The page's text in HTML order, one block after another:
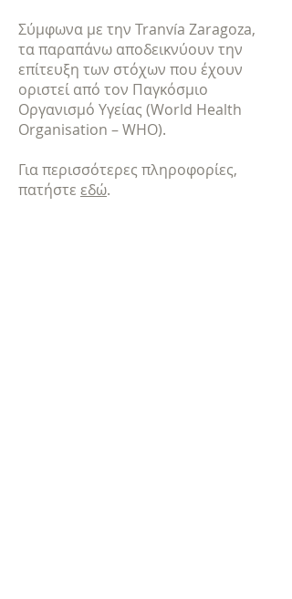
Σύμφωνα με την Tranvía Zaragoza,
τα παραπάνω αποδεικνύουν την
επίτευξη των στόχων που έχουν
οριστεί από τον Παγκόσμιο
Οργανισμό Υγείας (World Health
Organisation – WHO).
Για περισσότερες πληροφορίες,
πατήστε εδώ.